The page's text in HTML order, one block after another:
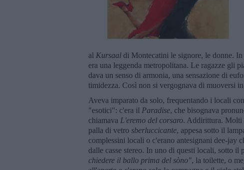
al Kursaal di Montecatini le signore, le donne.
era una leggenda metropolitana. Le ragazze gli
dava un senso di armonia, una sensazione di
timidezza. Così non si vergognava di muoversi
Aveva imparato da solo, frequentando i locali
"esotici": c'era il Paradise, che bisognava
chiamava L'eremo del corsaro. Addirittura. Molti
palla di vetro sberluccicante, appesa sotto il
complessini locali o c'erano antesignani dee-jay
dalle casse stereo. In uno di questi locali, sotto il
chiedere il ballo prima del sòno", la toilette, o